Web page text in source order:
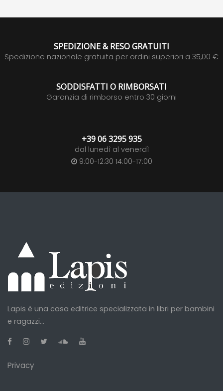
SPEDIZIONE & RESO GRATUITI
Spedizione nazionale gratuita per ordini superiori a 35,00 €
SODDISFATTI O RIMBORSATI
Garanzia di rimborso entro 30 giorni
+39 06 3295 935
dal lunedì al venerdì
9:00-12:30 14:00-17:00
Lapis è una casa editrice specializzata in libri per bambini
e ragazzi...
Privacy